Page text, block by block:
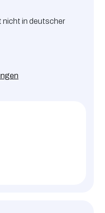
nicht in deutscher